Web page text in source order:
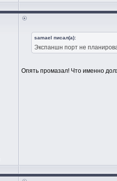
samael писал(а):
Экспаншн порт не
Опять промазал! Что именно